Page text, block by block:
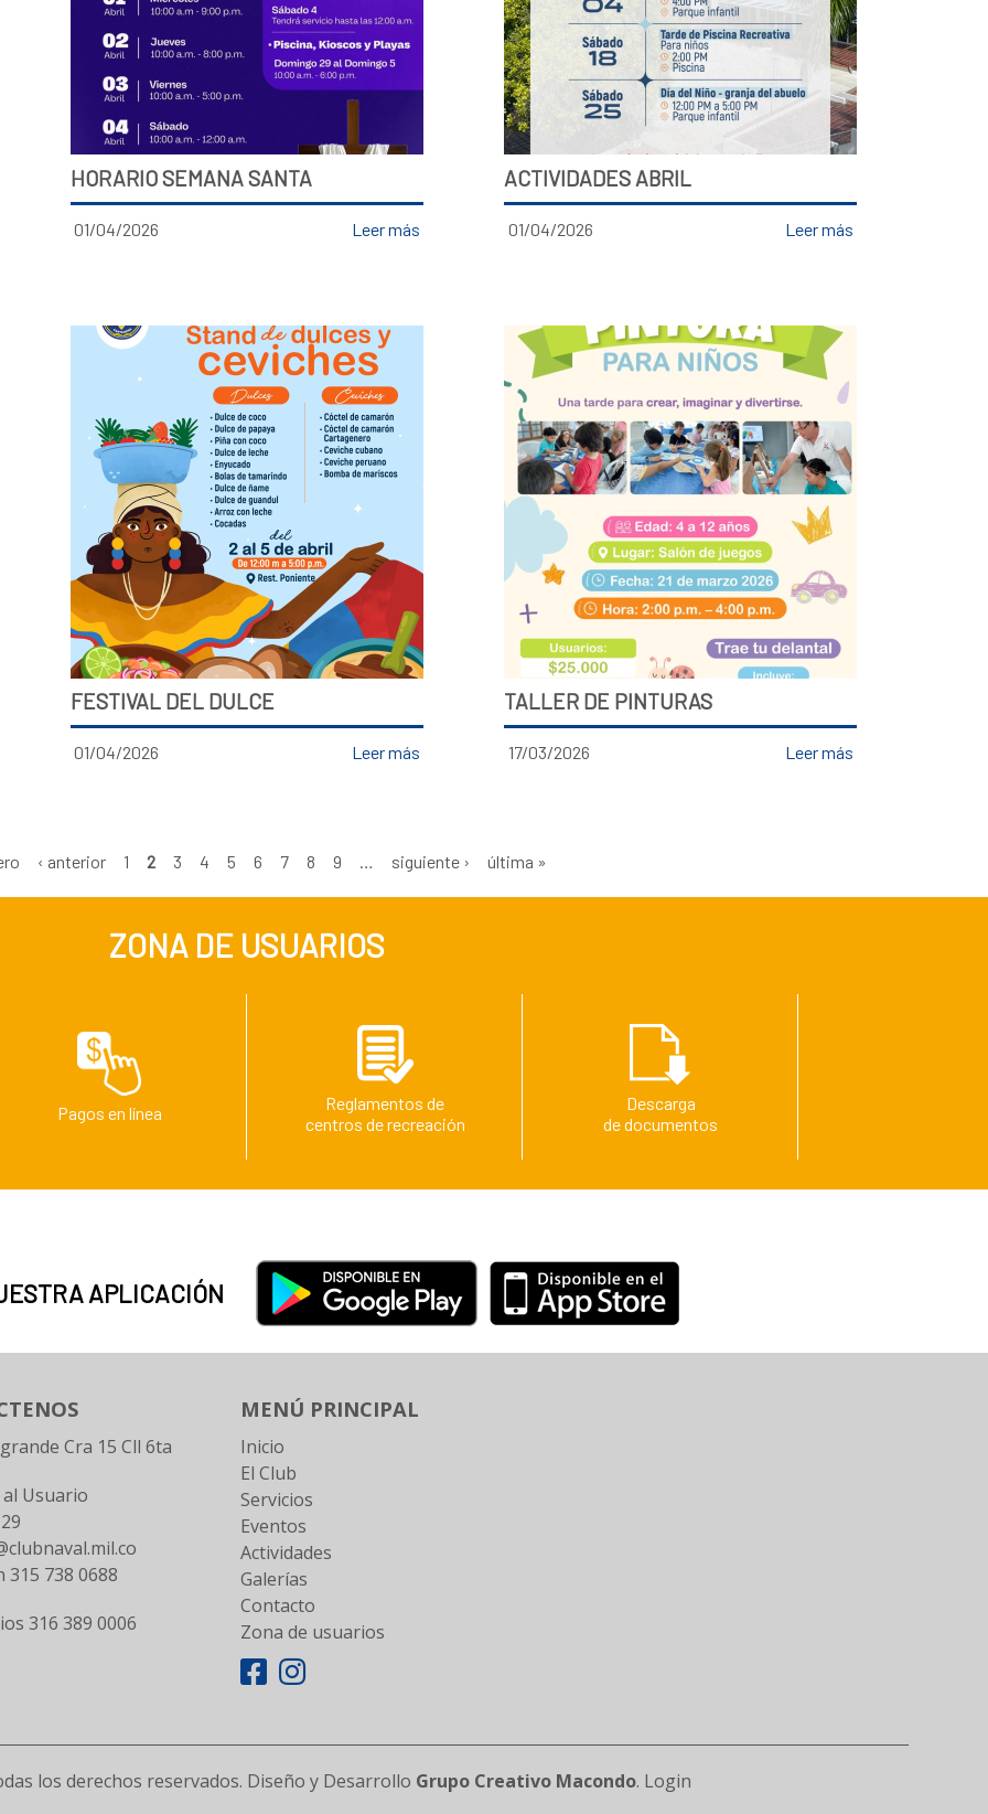
HORARIO SEMANA SANTA
01/04/2026 Leer más
ACTIVIDADES ABRIL
01/04/2026 Leer más
FESTIVAL DEL DULCE
01/04/2026 Leer más
TALLER DE PINTURAS
17/03/2026 Leer más
‹ anterior 1 2 3 4 5 6 7 8 9 siguiente › última »
ZONA DE USUARIOS
Pagos en línea
Reglamentos de
centros de recreación
Descarga
de documentos
APLICACIÓN
Cra 15 Cll 6ta
Usuario
315 738 0688
316 389 0006
MENÚ PRINCIPAL
Inicio
El Club
Servicios
Eventos
Actividades
Galerías
Contacto
Zona de usuarios
los derechos reservados. Diseño y Desarrollo Grupo Creativo Macondo. Login